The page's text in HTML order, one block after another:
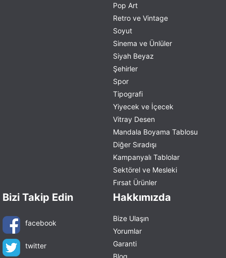
Pop Art
Retro ve Vintage
Soyut
Sinema ve Ünlüler
Siyah Beyaz
Şehirler
Spor
Tipografi
Yiyecek ve İçecek
Vitray Desen
Mandala Boyama Tablosu
Diğer Sıradışı
Kampanyalı Tablolar
Sektörel ve Mesleki
Fırsat Ürünler
Bizi Takip Edin
facebook
twitter
Hakkımızda
Bize Ulaşın
Yorumlar
Garanti
Blog